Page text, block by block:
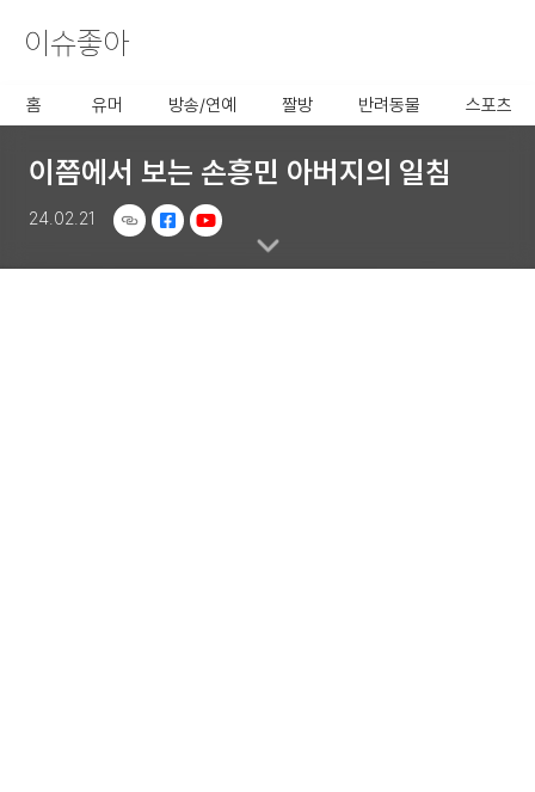
사용할 공유 링크를 선택 해 주
이슈좋아
홈 유머 방송/연예 짤방 반려동물 스포츠
이쯤에서 보는 손흥민 아버지의 일침
24.02.21